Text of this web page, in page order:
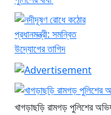
খাগড়াছড়ি রামগড় পুলিশের